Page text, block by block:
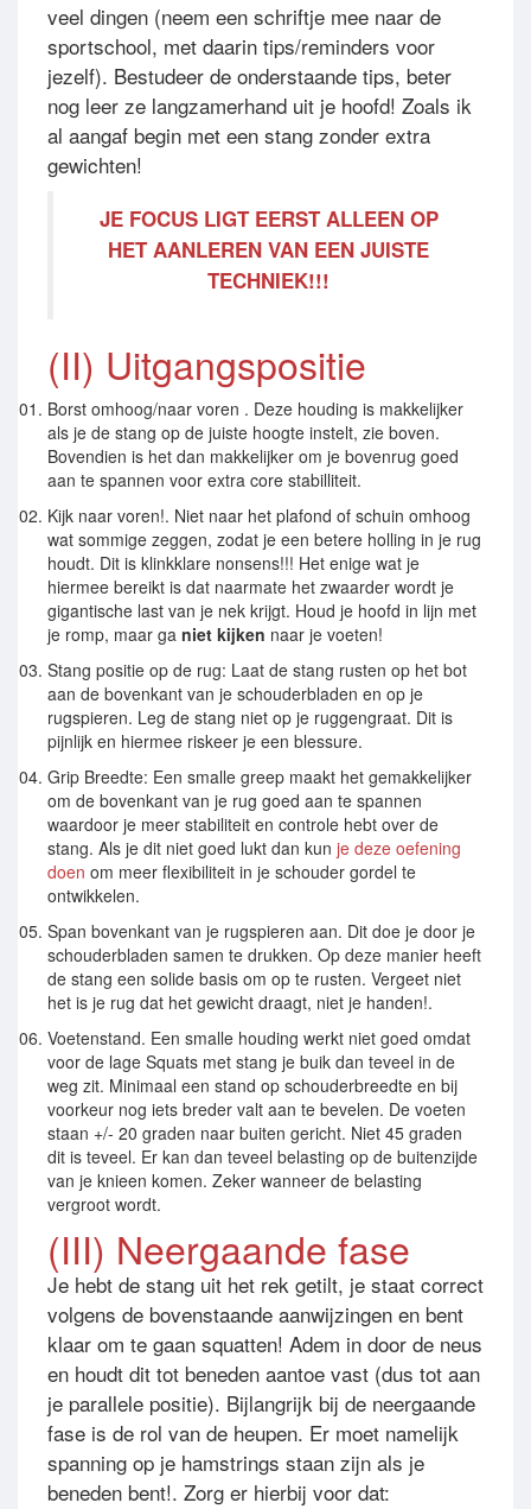
veel dingen (neem een schriftje mee naar de
sportschool, met daarin tips/reminders voor
jezelf). Bestudeer de onderstaande tips, beter
nog leer ze langzamerhand uit je hoofd! Zoals ik
al aangaf begin met een stang zonder extra
gewichten!
JE FOCUS LIGT EERST ALLEEN OP
HET AANLEREN VAN EEN JUISTE
TECHNIEK!!!
(II) Uitgangspositie
Borst omhoog/naar voren . Deze houding is makkelijker
als je de stang op de juiste hoogte instelt, zie boven.
Bovendien is het dan makkelijker om je bovenrug goed
aan te spannen voor extra core stabilliteit.
Kijk naar voren!. Niet naar het plafond of schuin omhoog
wat sommige zeggen, zodat je een betere holling in je rug
houdt. Dit is klinkklare nonsens!!! Het enige wat je
hiermee bereikt is dat naarmate het zwaarder wordt je
gigantische last van je nek krijgt. Houd je hoofd in lijn met
je romp, maar ga niet kijken naar je voeten!
Stang positie op de rug: Laat de stang rusten op het bot
aan de bovenkant van je schouderbladen en op je
rugspieren. Leg de stang niet op je ruggengraat. Dit is
pijnlijk en hiermee riskeer je een blessure.
Grip Breedte: Een smalle greep maakt het gemakkelijker
om de bovenkant van je rug goed aan te spannen
waardoor je meer stabiliteit en controle hebt over de
stang. Als je dit niet goed lukt dan kun je deze oefening
doen om meer flexibiliteit in je schouder gordel te
ontwikkelen.
Span bovenkant van je rugspieren aan. Dit doe je door je
schouderbladen samen te drukken. Op deze manier heeft
de stang een solide basis om op te rusten. Vergeet niet
het is je rug dat het gewicht draagt, niet je handen!.
Voetenstand. Een smalle houding werkt niet goed omdat
voor de lage Squats met stang je buik dan teveel in de
weg zit. Minimaal een stand op schouderbreedte en bij
voorkeur nog iets breder valt aan te bevelen. De voeten
staan +/- 20 graden naar buiten gericht. Niet 45 graden
dit is teveel. Er kan dan teveel belasting op de buitenzijde
van je knieen komen. Zeker wanneer de belasting
vergroot wordt.
(III) Neergaande fase
Je hebt de stang uit het rek getilt, je staat correct
volgens de bovenstaande aanwijzingen en bent
klaar om te gaan squatten! Adem in door de neus
en houdt dit tot beneden aantoe vast (dus tot aan
je parallele positie). Bijlangrijk bij de neergaande
fase is de rol van de heupen. Er moet namelijk
spanning op je hamstrings staan zijn als je
beneden bent!. Zorg er hierbij voor dat: